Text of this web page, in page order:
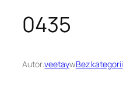
0435
Autor:veetaywBez kategorii